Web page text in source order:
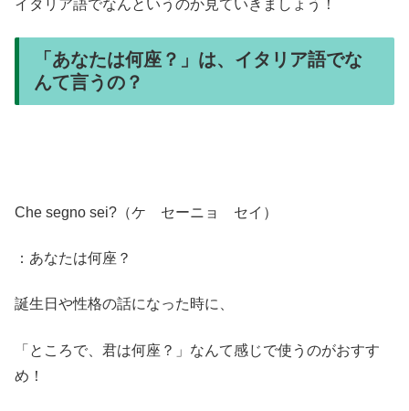
イタリア語でなんというのか見ていきましょう！
「あなたは何座？」は、イタリア語でな
んて言うの？
Che segno sei?（ケ セーニョ セイ）
：あなたは何座？
誕生日や性格の話になった時に、
「ところで、君は何座？」なんて感じで使うのがおすす
め！